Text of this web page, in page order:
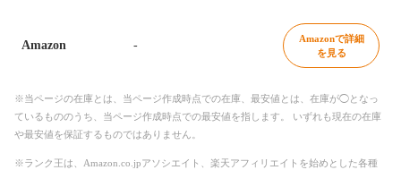
Amazon -
Amazonで詳細
を見る
※当ページの在庫とは、当ページ作成時点での在庫、最安値とは、在庫が◯となっ
ているもののうち、当ページ作成時点での最安値を指します。 いずれも現在の在庫
や最安値を保証するものではありません。
※ランク王は、Amazon.co.jpアソシエイト、楽天アフィリエイトを始めとした各種